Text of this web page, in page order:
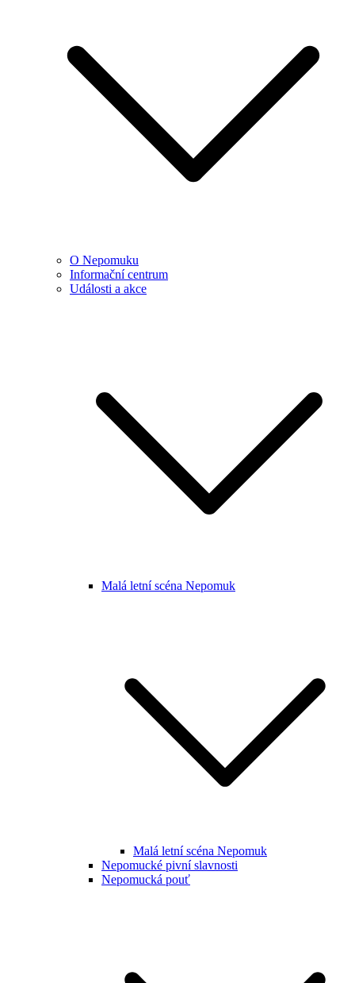
O Nepomuku
Informační centrum
Události a akce
Malá letní scéna Nepomuk
Malá letní scéna Nepomuk
Nepomucké pivní slavnosti
Nepomucká pouť